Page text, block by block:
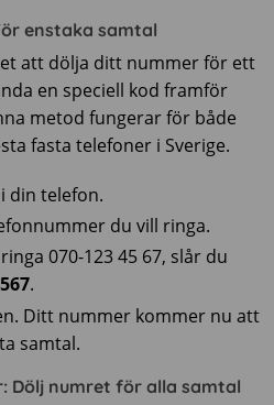
enstaka samtal
att dölja ditt nummer för ett
en speciell kod framför
metod fungerar för både
fasta telefoner i Sverige.
din telefon.
du vill ringa.
070-123 45 67, slår du
.
Ditt nummer kommer nu att
samtal.
Dölj numret för alla samtal